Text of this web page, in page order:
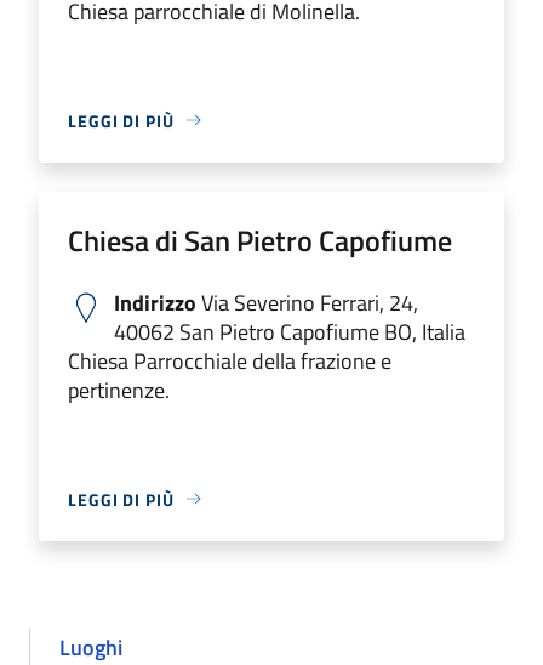
Chiesa parrocchiale di Molinella.
LEGGI DI PIÙ
Chiesa di San Pietro Capofiume
IndirizzoVia Severino Ferrari, 24,
40062 San Pietro Capofiume BO, Italia
Chiesa Parrocchiale della frazione e
pertinenze.
LEGGI DI PIÙ
Luoghi